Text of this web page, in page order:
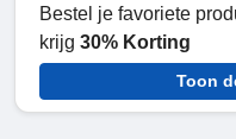
Bestel je favoriete
krijg 30% Korting
Toon